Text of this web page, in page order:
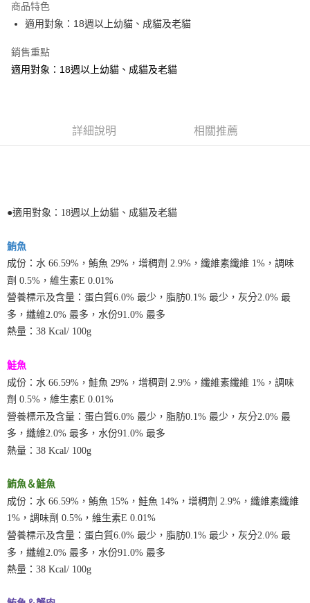
悠遊付
AFTEE先享後付
相關說明
２．便利：只要手機號碼，簡訊認證，即可結帳。
３．收到繳費通知簡訊後14天內，點擊此簡訊中的連結，可透過四大超商／
※ 請注意：結帳手續完成當下不需立刻繳費，但若您需要取消訂單，請聯絡
購買商品的店家。未經商家同意取消之訂單仍視為有效，需透過AFTEE先享
後付繳納相關費用。
※ 交易是否成功請以「AFTEE先享後付 」之結帳頁面顯示為準，若有關於
是否繳費成功／繳費後需取消欲退款等相關疑問，請聯繫「AFTEE先享後付
客戶支援中心」 https://netprotections.freshdesk.com/support/home
【注意事項】
權轉讓予恩沛科技股份有限公司。
２．關於個人資料處理事宜，請瀏覽以下網址：
３．未成年的使用者請事先徵得法定代理人或監護人之同意方可使用
「AFTEE先享後付」，若未經同意申辦者引起之損失，本公司不負相關責
任。
４．使用「AFTEE先享後付」時，將依據個別帳號之用戶狀況，依本公司即
時審查核予不同之上限額度；若仍有額度不足之情形，本公司將視審查結果
５．嚴禁一人註冊多個帳號或使用他人資訊註冊。若發現惡意使用之情形，
恩沛科技股份有限公司將有權停止該用戶之使用額度並採取法律行動。
每筆NT$360
每筆NT$250
商品特色
適用對象：18週以上幼貓、成貓及老貓
銷售重點
適用對象：18週以上幼貓、成貓及老貓
詳細說明 相關推薦
●適用對象：18週以上幼貓、成貓及老貓
鮪魚
成份：水 66.59%，鮪魚 29%，增稠劑 2.9%，纖維素纖維 1%，調味
劑 0.5%，維生素E 0.01%
營養標示及含量：蛋白質6.0% 最少，脂肪0.1% 最少，灰分2.0% 最
多，纖維2.0% 最多，水份91.0% 最多
熱量：38 Kcal/ 100g
鮭魚
成份：水 66.59%，鮭魚 29%，增稠劑 2.9%，纖維素纖維 1%，調味
劑 0.5%，維生素E 0.01%
營養標示及含量：蛋白質6.0% 最少，脂肪0.1% 最少，灰分2.0% 最
多，纖維2.0% 最多，水份91.0% 最多
熱量：38 Kcal/ 100g
鮪魚＆鮭魚
成份：水 66.59%，鮪魚 15%，鮭魚 14%，增稠劑 2.9%，纖維素纖維
1%，調味劑 0.5%，維生素E 0.01%
營養標示及含量：蛋白質6.0% 最少，脂肪0.1% 最少，灰分2.0% 最
多，纖維2.0% 最多，水份91.0% 最多
熱量：38 Kcal/ 100g